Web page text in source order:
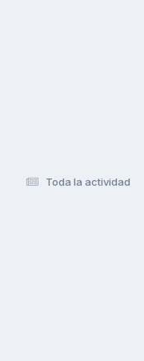
Toda la actividad